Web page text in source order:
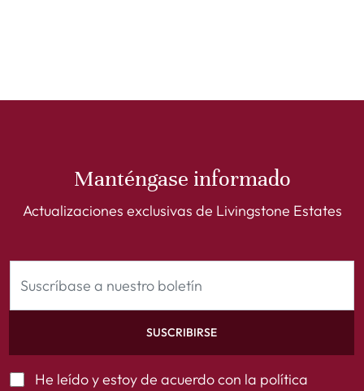
Manténgase informado
Actualizaciones exclusivas de Livingstone Estates
SUSCRIBIRSE
He leído y estoy de acuerdo con la política